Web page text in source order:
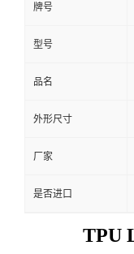
牌号
型号
品名
外形尺寸
厂家
是否进口
TPU